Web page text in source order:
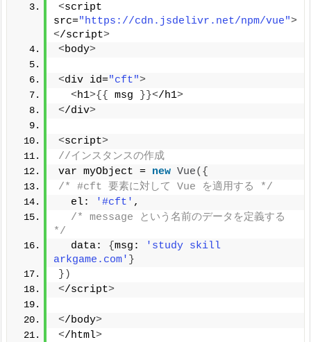
<script
src="https://cdn.jsdelivr.net/npm/vue">
</script>
<body>
<div id="cft">
<h1>{{ msg }}</h1>
</div>
<script>
//インスタンスの作成
var myObject = new Vue({
/* #cft 要素に対して Vue を適用する */
  el:
'#cft' ,
/* message という名前のデータを定義する
*/
  data:
{msg:
'study skill
arkgame.com' }
})
</script>
</body>
</html>